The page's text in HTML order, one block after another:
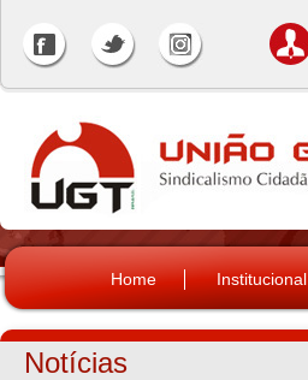
Home Institucional
Notícias